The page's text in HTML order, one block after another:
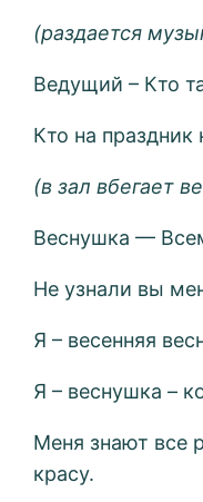
(раздается
Ведущий – Кто
Кто на праздник
(в зал вбегает
Веснушка —
Не узнали вы
Я – весенняя
Я – веснушка –
Меня знают все
красу.